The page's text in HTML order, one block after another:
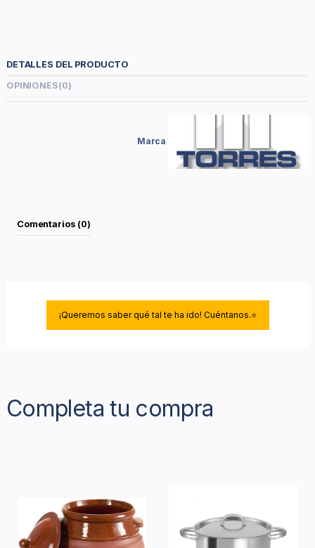
DETALLES DEL PRODUCTO
OPINIONES(0)
Marca
Comentarios (0)
¡Queremos saber qué tal te ha ido! Cuéntanos.⭐
Completa tu compra